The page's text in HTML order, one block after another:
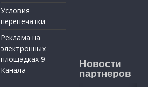
Условия
перепечатки
Реклама на
электронных
площадках 9
Канала
Новости
партнеров